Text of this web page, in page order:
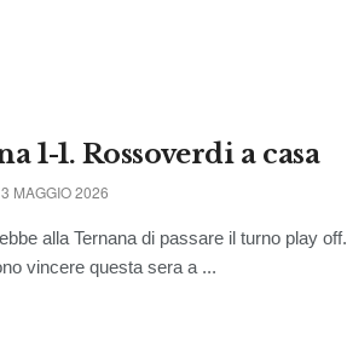
1-1. Rossoverdi a casa
MAGGIO 2026
alla Ternana di passare il turno play off.
vincere questa sera a ...